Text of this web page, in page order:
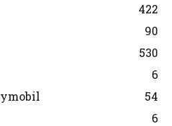
422
90
530
6
54
6